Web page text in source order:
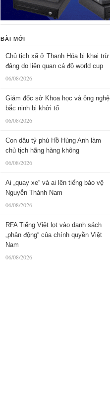
BÀI MỚI
Chủ tịch xã ở Thanh Hóa bị khai trừ
đảng do liên quan cá độ world cup
06/08/2026
Giám đốc sở Khoa học và ông nghệ
bắc ninh bị khởi tố
06/08/2026
Con dâu tỷ phú Hồ Hùng Anh làm
chủ tịch hãng hàng không
06/08/2026
Ai „quay xe“ và ai lên tiếng bảo vệ
Nguyễn Thành Nam
06/08/2026
RFA Tiếng Việt lọt vào danh sách
„phản động“ của chính quyền Việt
Nam
06/08/2026